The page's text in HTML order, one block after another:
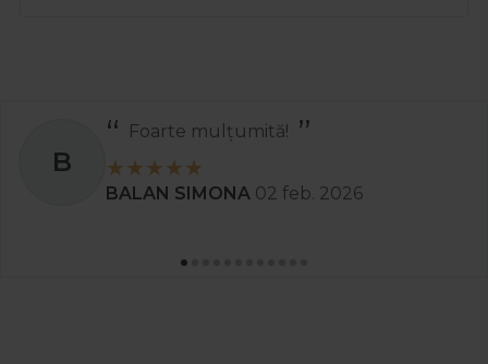
B
Foarte mulțumită!
BALAN SIMONA 02 feb. 2026